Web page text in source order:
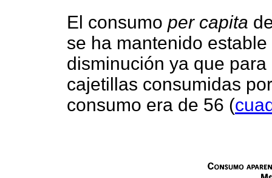
El consumo per capita
se ha mantenido
disminución ya que
cajetillas consumidas
consumo era de 56 (